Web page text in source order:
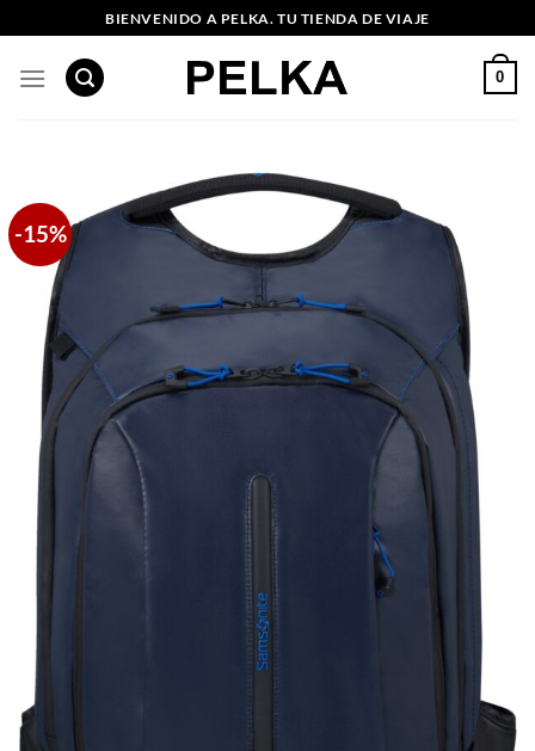
al
contenido
BIENVENIDO A PELKA. TU TIENDA DE VIAJE
0
-15%